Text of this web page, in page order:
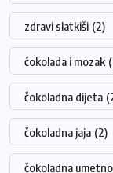
zdravi slatkiši (2)
čokolada i mozak
čokoladna dijeta
čokoladna jaja (2)
čokoladna